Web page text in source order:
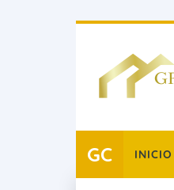
GC INICIO